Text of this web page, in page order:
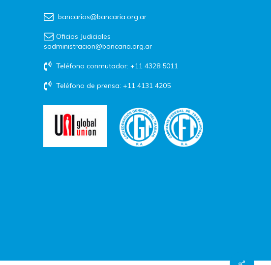
bancarios@bancaria.org.ar
Oficios Judiciales
sadministracion@bancaria.org.ar
Teléfono conmutador: +11 4328 5011
Teléfono de prensa: +11 4131 4205